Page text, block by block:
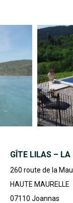
GÎTE LILAS – LA
260 route de la
HAUTE MAURELLE
07110 Joannas